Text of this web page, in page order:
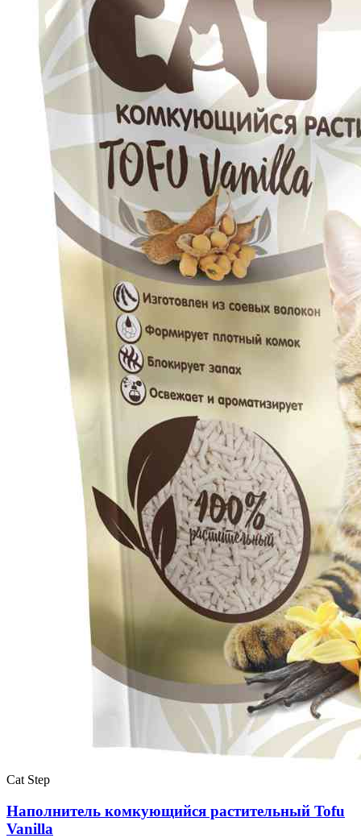
Cat Step
Наполнитель комкующийся растительный Tofu
Vanilla